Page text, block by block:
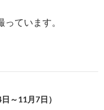
ています。
～11月7日）